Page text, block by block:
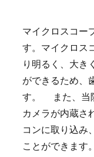
マイクロスコー
す。マイクロス
り明るく、大き
ができるため、
す。 また、当
カメラが内蔵さ
コンに取り込み
ことができます